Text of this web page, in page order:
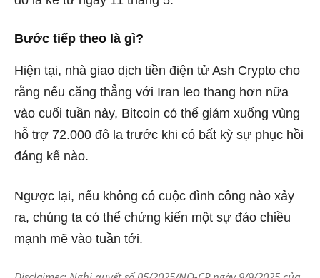
Bước tiếp theo là gì?
Hiện tại, nhà giao dịch tiền điện tử Ash Crypto cho
rằng nếu căng thẳng với Iran leo thang hơn nữa
vào cuối tuần này, Bitcoin có thể giảm xuống vùng
hỗ trợ 72.000 đô la trước khi có bất kỳ sự phục hồi
đáng kể nào.
Ngược lại, nếu không có cuộc đình công nào xảy
ra, chúng ta có thể chứng kiến ​​một sự đảo chiều
mạnh mẽ vào tuần tới.